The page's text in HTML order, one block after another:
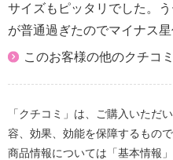
サイズもピッタリでした。
が普通過ぎたのでマイナス星
このお客様の他のクチコ
「クチコミ」は、ご購入いただ
容、効果、効能を保障するもので
商品情報については「基本情報